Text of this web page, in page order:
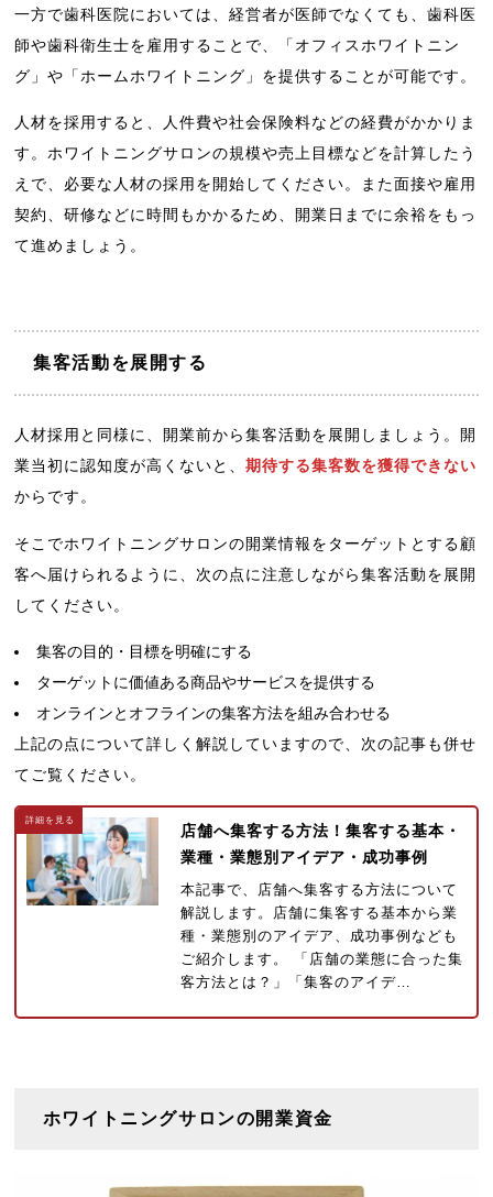
一方で歯科医院においては、経営者が医師でなくても、歯科医
師や歯科衛生士を雇用することで、「オフィスホワイトニン
グ」や「ホームホワイトニング」を提供することが可能です。
人材を採用すると、人件費や社会保険料などの経費がかかりま
す。ホワイトニングサロンの規模や売上目標などを計算したう
えで、必要な人材の採用を開始してください。また面接や雇用
契約、研修などに時間もかかるため、開業日までに余裕をもっ
て進めましょう。
集客活動を展開する
人材採用と同様に、開業前から集客活動を展開しましょう。開
業当初に認知度が高くないと、期待する集客数を獲得できない
からです。
そこでホワイトニングサロンの開業情報をターゲットとする顧
客へ届けられるように、次の点に注意しながら集客活動を展開
してください。
集客の目的・目標を明確にする
ターゲットに価値ある商品やサービスを提供する
オンラインとオフラインの集客方法を組み合わせる
上記の点について詳しく解説していますので、次の記事も併せ
てご覧ください。
店舗へ集客する方法！集客する基本・
業種・業態別アイデア・成功事例
本記事で、店舗へ集客する方法について
解説します。店舗に集客する基本から業
種・業態別のアイデア、成功事例なども
ご紹介します。 「店舗の業態に合った集
客方法とは？」「集客のアイデ…
ホワイトニングサロンの開業資金